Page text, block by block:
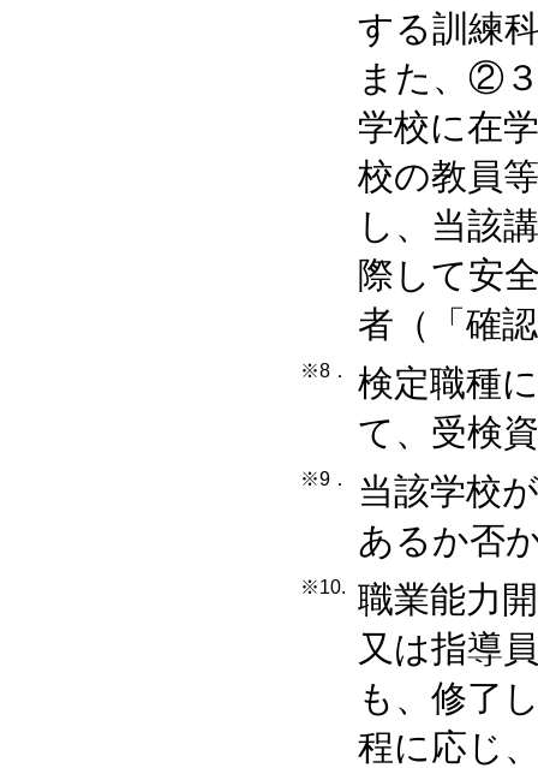
する訓練
また、②
学校に在
校の教員
し、当該
際して安
者（「確
※8．
検定職種
て、受検
※9．
当該学校
あるか否
※10.
職業能力
又は指導
も、修了
程に応じ